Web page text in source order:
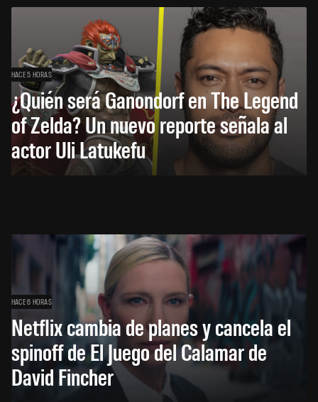
HACE 5 HORAS
¿Quién será Ganondorf en The Legend
of Zelda? Un nuevo reporte señala al
actor Uli Latukefu
HACE 6 HORAS
Netflix cambia de planes y cancela el
spinoff de El Juego del Calamar de
David Fincher